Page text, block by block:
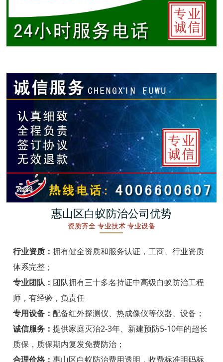
涟水白蚁防治
金湖白蚁防治
杭州白蚁防治
建德白蚁防治
桐庐白蚁防治
淳安白蚁防治
宁波白蚁防治
象山白蚁防治
温州白蚁防治
瑞安白蚁防治
乐清白蚁防治
惠山区白蚁防治公司优势
资质齐全 专业技术 专业设备
行业资质： 拥有健全资质和服务认证，工商、行业资质
体系完整；
专业团队： 团队拥有三十多名持证中高级白蚁防治工程
师，有经验，负责任
专用设备： 配备红外探测仪、热成像仪等仪器、设备；
诚信服务： 提供家庭灭治2-3年、新建预防5-10年的超长
质保，质保期内复发免费防治；
合理价格： 惠山区白蚁防治费用透明，收费标准明码标